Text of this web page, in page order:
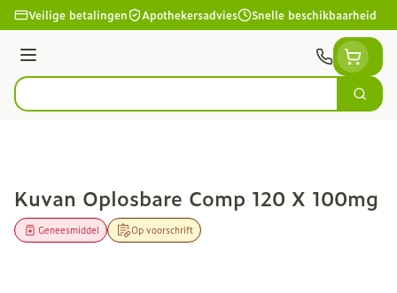
Ga naar de inhoud
Veilige betalingen Apothekersadvies Snelle beschikbaarheid
Menu
Product, merk, categorie...
Zoek
Kuvan Oplosbare Comp 120 X 100mg
Op voorschrift
Geneesmiddel